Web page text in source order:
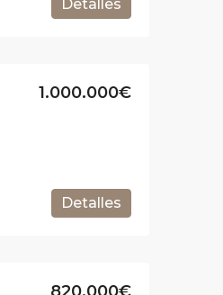
Detalles
1.000.000€
Detalles
820.000€